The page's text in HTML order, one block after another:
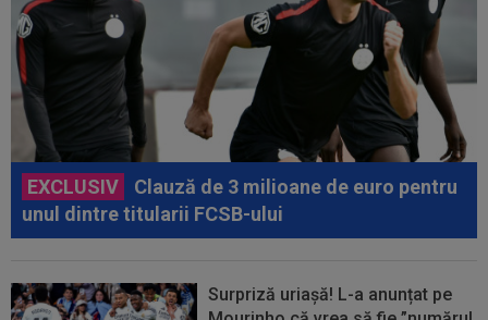
EXCLUSIV
Clauză de 3 milioane de euro pentru
unul dintre titularii FCSB-ului
Surpriză uriașă! L-a anunțat pe